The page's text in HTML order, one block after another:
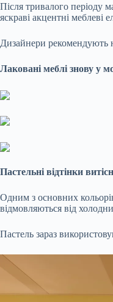
Після тривалого періоду
яскраві акцентні меблеві
Дизайнери рекомендують
Лаковані меблі знову у
Пастельні відтінки
Одним з основних
відмовляються від
Пастель зараз